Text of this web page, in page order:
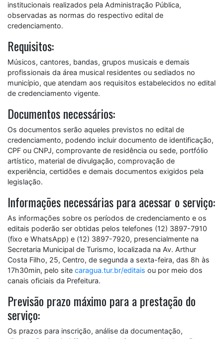
institucionais realizados pela Administração Pública,
observadas as normas do respectivo edital de
credenciamento.
Requisitos:
Músicos, cantores, bandas, grupos musicais e demais
profissionais da área musical residentes ou sediados no
município, que atendam aos requisitos estabelecidos no edital
de credenciamento vigente.
Documentos necessários:
Os documentos serão aqueles previstos no edital de
credenciamento, podendo incluir documento de identificação,
CPF ou CNPJ, comprovante de residência ou sede, portfólio
artístico, material de divulgação, comprovação de
experiência, certidões e demais documentos exigidos pela
legislação.
Informações necessárias para acessar o serviço:
As informações sobre os períodos de credenciamento e os
editais poderão ser obtidas pelos telefones (12) 3897-7910
(fixo e WhatsApp) e (12) 3897-7920, presencialmente na
Secretaria Municipal de Turismo, localizada na Av. Arthur
Costa Filho, 25, Centro, de segunda a sexta-feira, das 8h às
17h30min, pelo site caragua.tur.br/editais ou por meio dos
canais oficiais da Prefeitura.
Previsão prazo máximo para a prestação do
serviço:
Os prazos para inscrição, análise da documentação,